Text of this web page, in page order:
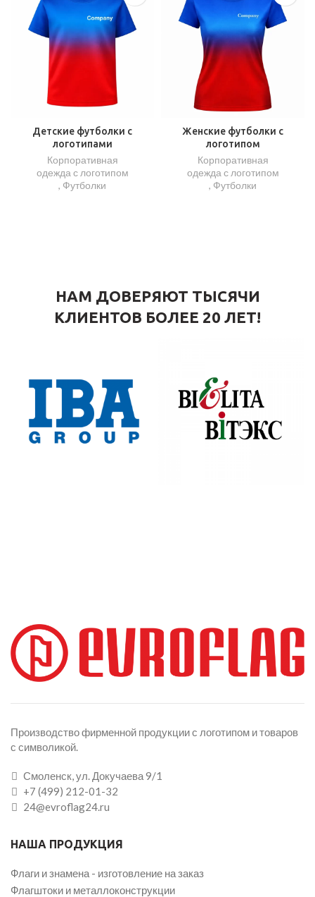
Детские футболки с
логотипами
Корпоративная
одежда с логотипом
, Футболки
Женские футболки с
логотипом
Корпоративная
одежда с логотипом
, Футболки
НАМ ДОВЕРЯЮТ ТЫСЯЧИ
КЛИЕНТОВ БОЛЕЕ 20 ЛЕТ!
Производство фирменной продукции с логотипом и товаров
с символикой.
Смоленск, ул. Докучаева 9/1
+7 (499) 212-01-32
24@evroflag24.ru
НАША ПРОДУКЦИЯ
Флаги и знамена - изготовление на заказ
Флагштоки и металлоконструкции